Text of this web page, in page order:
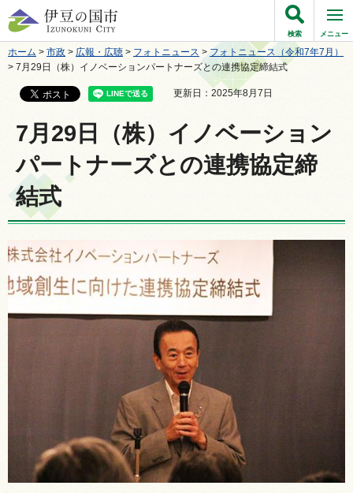
伊豆の国市
検索 メニュー
ホーム > 市政 > 広報・広聴 > フォトニュース >フォトニュース（令和7年7月）
> 7月29日（株）イノベーションパートナーズとの連携協定締結式
更新日：2025年8月7日
7月29日（株）イノベーション
パートナーズとの連携協定締
結式